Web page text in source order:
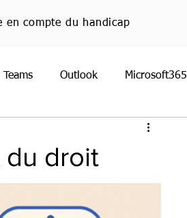
en compte du handicap
Teams Outlook Microsoft365
Excel
Veille technique Education
du droit